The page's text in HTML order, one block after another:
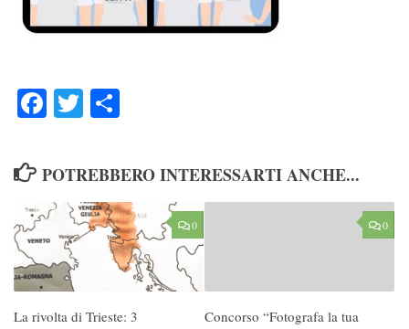
FacebookTwitter
POTREBBERO INTERESSARTI ANCHE...
0
La rivolta di Trieste: 3
0
Concorso “Fotografa la tua